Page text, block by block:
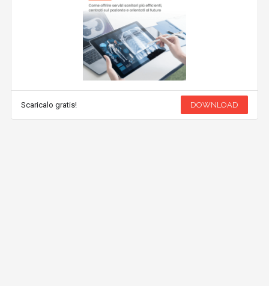
Scaricalo gratis! DOWNLOAD